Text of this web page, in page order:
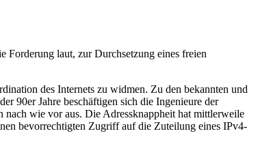
Forderung laut, zur Durchsetzung eines freien
des Internets zu widmen. Zu den bekannten und
90er Jahre beschäftigen sich die Ingenieure der
wie vor aus. Die Adressknappheit hat mittlerweile
bevorrechtigten Zugriff auf die Zuteilung eines IPv4-